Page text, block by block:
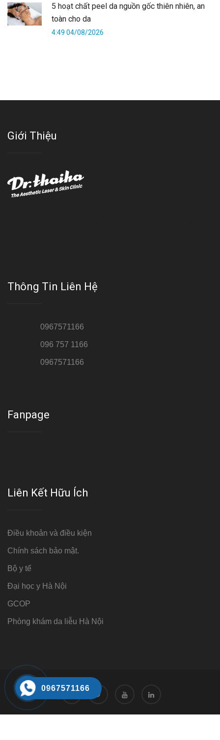
5 hoạt chất peel da nguồn gốc thiên nhiên, an
toàn cho da
4:49 04/08/2026
Giới Thiệu
Thông Tin Liên Hệ
0967571166
096 757 1166
0967571166
Fanpage
Liên Kết Hữu Ích
Điều khoản và điều kiện
Chính sách bảo mật.
Bộ y tế
Đại học y Hà Nội
GCOP
Phòng khám da liễu Hà Nội
0967571166